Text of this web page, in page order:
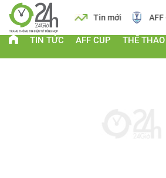
Lịch Tin mới AFF
TIN TỨC AFF CUP THỂ THAO